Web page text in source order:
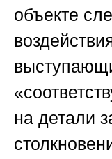
объекте
на детали